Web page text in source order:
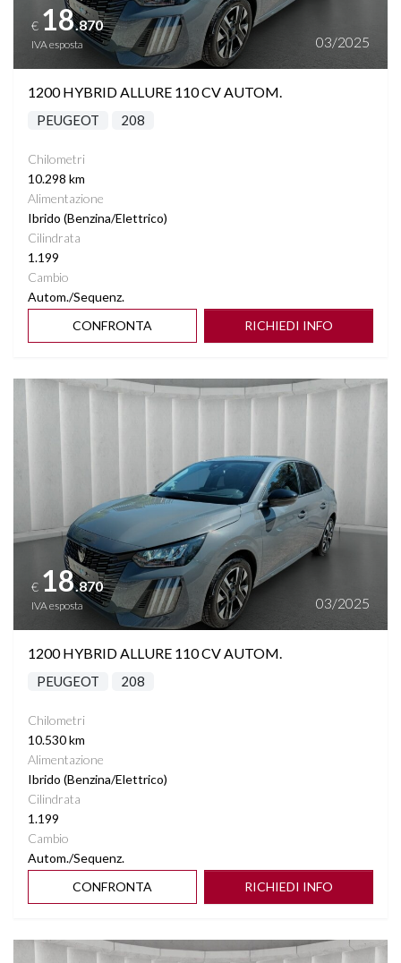
€ 18.870
IVA esposta 03/2025
1200 HYBRID ALLURE 110 CV AUTOM.
PEUGEOT 208
Chilometri
10.298 km
Alimentazione
Ibrido (Benzina/Elettrico)
Cilindrata
1.199
Cambio
Autom./Sequenz.
CONFRONTA
RICHIEDI INFO
Vedi dettagli
€ 18.870
IVA esposta 03/2025
1200 HYBRID ALLURE 110 CV AUTOM.
PEUGEOT 208
Chilometri
10.530 km
Alimentazione
Ibrido (Benzina/Elettrico)
Cilindrata
1.199
Cambio
Autom./Sequenz.
CONFRONTA
RICHIEDI INFO
Vedi dettagli